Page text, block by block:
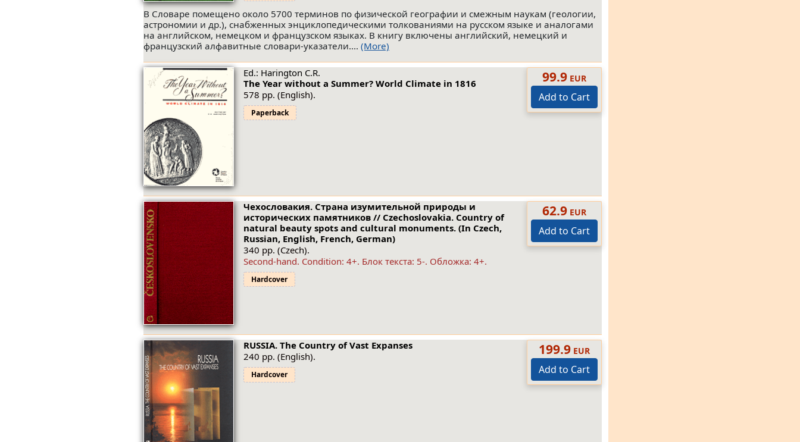
В Словаре помещено около 5700 терминов по физической географии и смежным наукам (геологии,
астрономии и др.), снабженных энциклопедическими толкованиями на русском языке и аналогами
на английском, немецком и французском языках. В книгу включены английский, немецкий и
французский алфавитные словари-указатели.... (More)
99.9 EUR
Add to Cart
Ed.: Harington C.R.
The Year without a Summer? World Climate in 1816
578 pp. (English).
Paperback
62.9 EUR
Add to Cart
Чехословакия. Страна изумительной природы и
исторических памятников // Czechoslovakia. Country of
natural beauty spots and cultural monuments. (In Czech,
Russian, English, French, German)
340 pp. (Czech).
Second-hand. Condition: 4+. Блок текста: 5-. Обложка: 4+.
Hardcover
199.9 EUR
Add to Cart
RUSSIA. The Country of Vast Expanses
240 pp. (English).
Hardcover